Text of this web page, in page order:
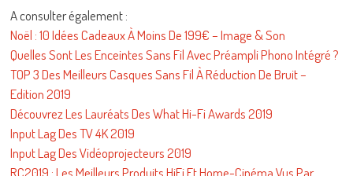
A consulter également :
Noël : 10 Idées Cadeaux À Moins De 199€ – Image & Son
Quelles Sont Les Enceintes Sans Fil Avec Préampli Phono Intégré ?
TOP 3 Des Meilleurs Casques Sans Fil À Réduction De Bruit –
Edition 2019
Découvrez Les Lauréats Des What Hi-Fi Awards 2019
Input Lag Des TV 4K 2019
Input Lag Des Vidéoprojecteurs 2019
RC2019 : Les Meilleurs Produits HiFi Et Home-Cinéma Vus Par